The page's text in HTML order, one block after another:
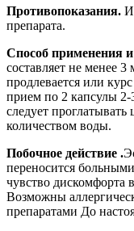
Противопоказания.
препарата.
Способ применения
составляет не менее
продлевается или
прием по 2 капсулы 2-
следует
количеством воды.
Побочное действие .
переносится
чувство дискомфорта
Возможны
препаратами До